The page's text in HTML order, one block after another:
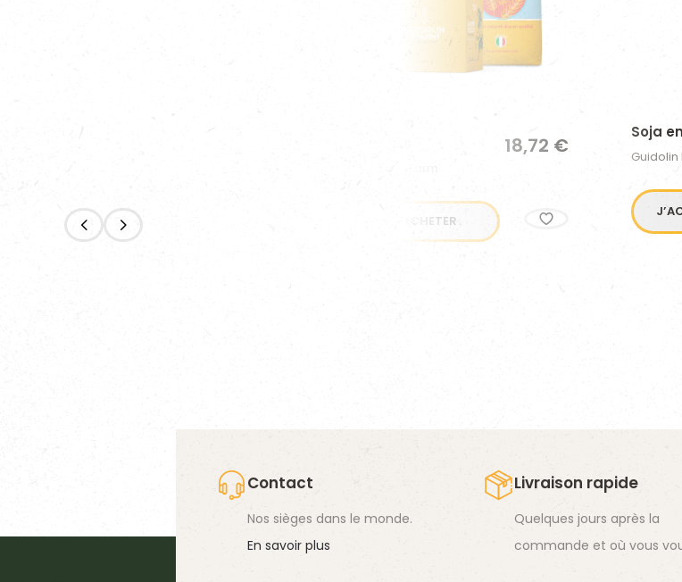
ACHETER
18,72 €
ACHETER
Soja
Guidolin
Contact
Nos sièges dans le monde.
En savoir plus
Livraison rapide
Quelques jours après la
commande et où vous